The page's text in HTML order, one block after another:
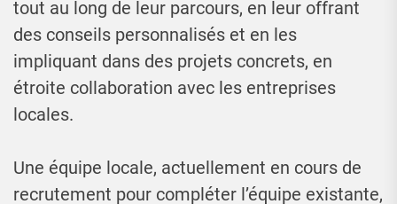
tout au long de leur parcours, en leur offrant
des conseils personnalisés et en les
impliquant dans des projets concrets, en
étroite collaboration avec les entreprises
locales.
Une équipe locale, actuellement en cours de
recrutement pour compléter l’équipe existante,